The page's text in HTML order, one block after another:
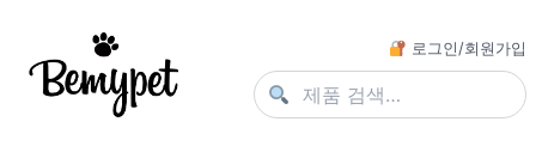
로그인/회원가입